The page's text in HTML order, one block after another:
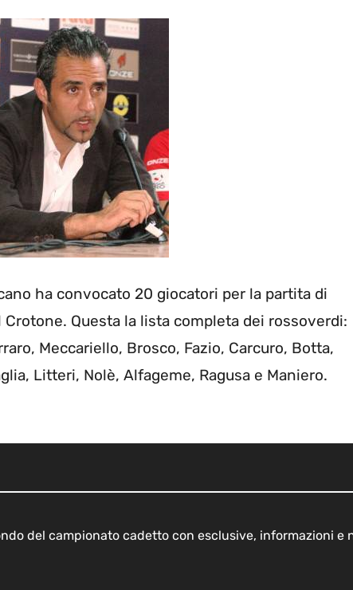
ha convocato 20 giocatori per la partita di
Questa la lista completa dei rossoverdi:
Meccariello, Brosco, Fazio, Carcuro, Botta,
Litteri, Nolè, Alfageme, Ragusa e Maniero.
del campionato cadetto con esclusive, informazioni e